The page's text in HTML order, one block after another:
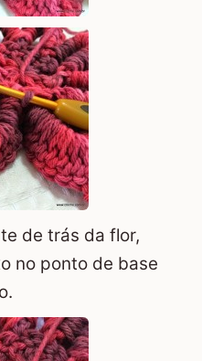
de trás da flor,
no ponto de base